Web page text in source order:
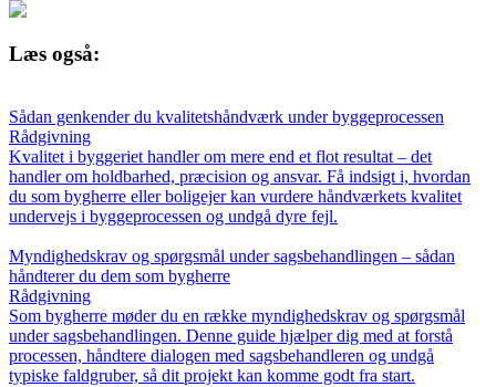
Læs også:
Sådan genkender du kvalitets­håndværk under byggeprocessen
Rådgivning
Kvalitet i byggeriet handler om mere end et flot resultat – det
handler om holdbarhed, præcision og ansvar. Få indsigt i, hvordan
du som bygherre eller boligejer kan vurdere håndværkets kvalitet
undervejs i byggeprocessen og undgå dyre fejl.
Myndighedskrav og spørgsmål under sagsbehandlingen – sådan
håndterer du dem som bygherre
Rådgivning
Som bygherre møder du en række myndighedskrav og spørgsmål
under sagsbehandlingen. Denne guide hjælper dig med at forstå
processen, håndtere dialogen med sagsbehandleren og undgå
typiske faldgruber, så dit projekt kan komme godt fra start.